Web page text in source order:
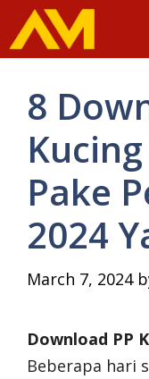
Skip
to
8
Pake
2024
March 7, 2024
Download PP
Beberapa hari